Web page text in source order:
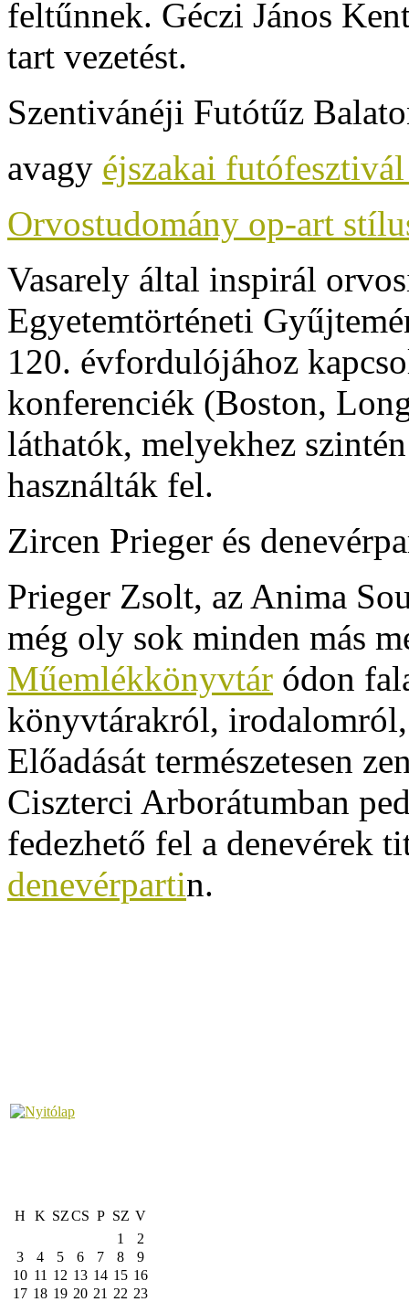
feltűnnek. Géczi János
tart vezetést.
Szentivánéji Futótűz
avagy éjszakai
Orvostudomány op-art
Vasarely által inspirál
Egyetemtörténeti
120. évfordulójához
konferenciék (Boston,
láthatók, melyekhez
használták fel.
Zircen Prieger és
Prieger Zsolt, az Anima
még oly sok minden más
Műemlékkönyvtár ódon
könyvtárakról,
Előadását természetesen
Ciszterci Arborátumban
fedezhető fel a denevérek
denevérpartin.
H K SZCS P SZ V
1
2
3
4 5 6 7 8
9
10 11 12 13 14 15 16
17 18 19 20 21 22 23